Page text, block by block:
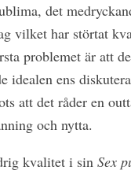
det
vilket har störtat
problemet är att
idealen ens
att det råder en
och nytta.
kvalitet i sin Sex